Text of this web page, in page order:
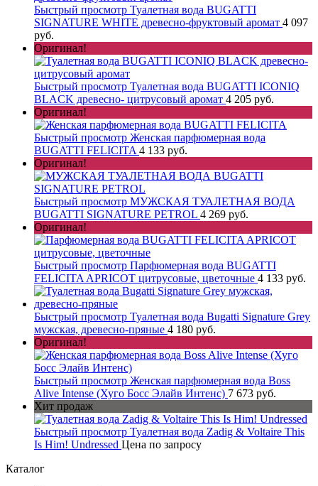
Быстрый просмотр Туалетная вода BUGATTI
SIGNATURE WHITE древесно-фруктовый аромат 4 097
руб.
Оригинал!
Быстрый просмотр Туалетная вода BUGATTI ICONIQ
BLACK древесно- цитрусовый аромат 4 205 руб.
Оригинал!
Быстрый просмотр Женская парфюмерная вода
BUGATTI FELICITA 4 133 руб.
Оригинал!
Быстрый просмотр МУЖСКАЯ ТУАЛЕТНАЯ ВОДА
BUGATTI SIGNATURE PETROL 4 269 руб.
Оригинал!
Быстрый просмотр Парфюмерная вода BUGATTI
FELICITA APRICOT цитрусовые, цветочные 4 133 руб.
Быстрый просмотр Туалетная вода Bugatti Signature Grey
мужская, древесно-пряные 4 180 руб.
Оригинал!
Быстрый просмотр Женская парфюмерная вода Boss
Alive Intense (Хуго Босс Элайв Интенс) 7 673 руб.
Хит продаж
Быстрый просмотр Туалетная вода Zadig & Voltaire This
Is Him! Undressed Цена по запросу
Каталог